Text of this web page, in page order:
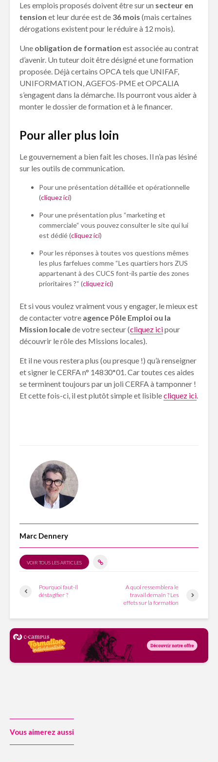
Les emplois proposés doivent être sur un secteur en
tension et leur durée est de 36 mois (mais certaines
dérogations existent pour le réduire à 12 mois).
Une obligation de formation est associée au contrat
d’avenir. Un tuteur doit être désigné et une formation
proposée. Déjà certains OPCA tels que UNIFAF,
UNIFORMATION, AGEFOS-PME et OPCALIA
s’engagent dans la démarche. Ils pourront vous aider à
monter le dossier de formation et à le financer.
Pour aller plus loin
Le gouvernement a bien fait les choses. Il n’a pas lésiné
sur les outils de communication.
Pour une présentation détaillée et opérationnelle
(cliquez ici)
Pour une présentation plus “marketing et
commerciale“ vous pouvez consulter le site qui lui
est dédié (cliquez ici)
Pour les réponses à toutes vos questions mêmes
les plus farfelues comme “Les quartiers hors ZUS
appartenant à des CUCS font-ils partie des zones
prioritaires ?“ (cliquez ici)
Et si vous voulez vraiment vous y engager, le mieux est
de contacter votre agence Pôle Emploi ou la
Mission localede votre secteur (cliquez icipour
découvrir le rôle des Missions locales).
Et il ne vous restera plus (ou presque !) qu’à renseigner
et signer le CERFA n° 14830*01. Car toutes ces aides
se terminent toujours par un joli CERFA à tamponner !
Et cette fois-ci, il est plutôt simple et lisiblecliquez ici.
Marc Dennery
VOIR TOUS LES ARTICLES
Pourquoi faut-il
déstagifier ?
A quoi ressemblera le
travail demain ? Les
effets sur la formation
Vous aimerez aussi